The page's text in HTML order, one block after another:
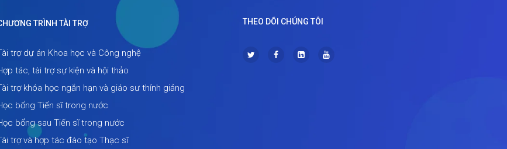
TRÌNH TÀI TRỢ
trợ dự án Khoa học và Công nghệ
tác, tài trợ sự kiện và hội thảo
trợ khóa học ngắn hạn và giáo sư thỉnh giảng
bổng Tiến sĩ trong nước
bổng sau Tiến sĩ trong nước
trợ và hợp tác đào tạo Thạc sĩ
THEO DÕI CHÚNG TÔI